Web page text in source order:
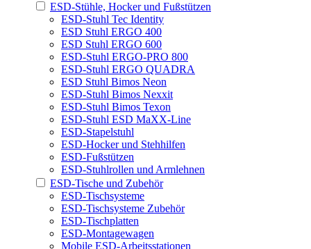
ESD-Stühle, Hocker und Fußstützen
ESD-Stuhl Tec Identity
ESD Stuhl ERGO 400
ESD Stuhl ERGO 600
ESD-Stuhl ERGO-PRO 800
ESD-Stuhl ERGO QUADRA
ESD Stuhl Bimos Neon
ESD-Stuhl Bimos Nexxit
ESD-Stuhl Bimos Texon
ESD-Stuhl ESD MaXX-Line
ESD-Stapelstuhl
ESD-Hocker und Stehhilfen
ESD-Fußstützen
ESD-Stuhlrollen und Armlehnen
ESD-Tische und Zubehör
ESD-Tischsysteme
ESD-Tischsysteme Zubehör
ESD-Tischplatten
ESD-Montagewagen
Mobile ESD-Arbeitsstationen